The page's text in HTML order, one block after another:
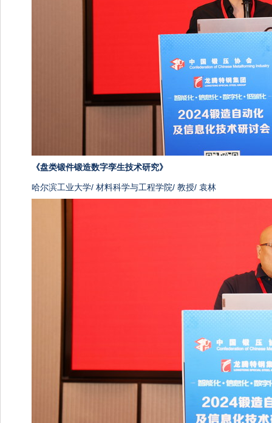
《盘类锻件锻造数字孪生技术研究》
哈尔滨工业大学/ 材料科学与工程学院/ 教授/ 袁林